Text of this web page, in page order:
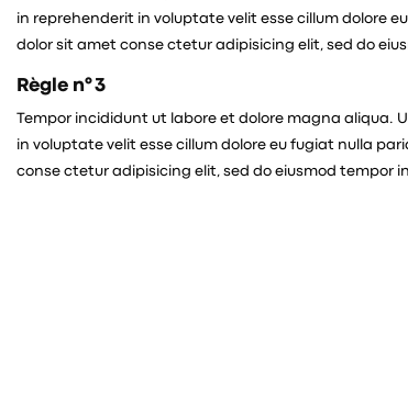
in reprehenderit in voluptate velit esse cillum dolore
dolor sit amet conse ctetur adipisicing elit, sed do
Règle n° 3
Tempor incididunt ut labore et dolore magna aliqua.
in voluptate velit esse cillum dolore eu fugiat nulla
conse ctetur adipisicing elit, sed do eiusmod tempor